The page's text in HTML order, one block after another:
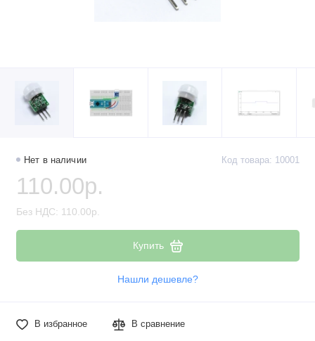
Нет в наличии Код товара: 10001
110.00р.
Без НДС: 110.00р.
Купить
Нашли дешевле?
В избранное В сравнение